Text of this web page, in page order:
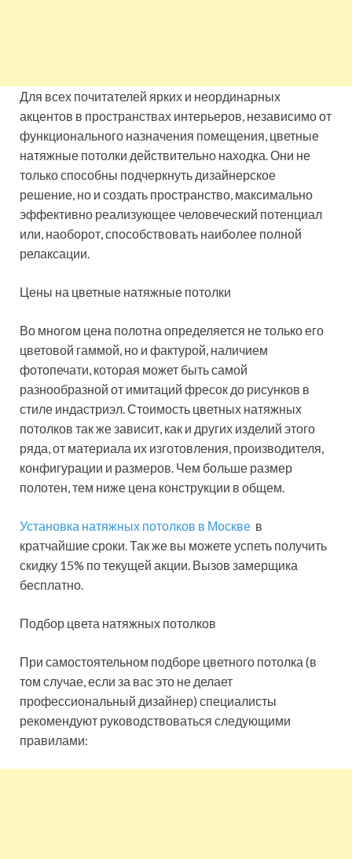
Для всех почитателей ярких и неординарных
акцентов в пространствах интерьеров, независимо от
функционального назначения помещения, цветные
натяжные потолки действительно находка. Они не
только способны подчеркнуть дизайнерское
решение, но и создать пространство, максимально
эффективно реализующее человеческий потенциал
или, наоборот, способствовать наиболее полной
релаксации.
Цены на цветные натяжные потолки
Во многом цена полотна определяется не только его
цветовой гаммой, но и фактурой, наличием
фотопечати, которая может быть самой
разнообразной от имитаций фресок до рисунков в
стиле индастриэл. Стоимость цветных натяжных
потолков так же зависит, как и других изделий этого
ряда, от материала их изготовления, производителя,
конфигурации и размеров. Чем больше размер
полотен, тем ниже цена конструкции в общем.
Установка натяжных потолков в Москве в
кратчайшие сроки. Так же вы можете успеть получить
скидку 15% по текущей акции. Вызов замерщика
бесплатно.
Подбор цвета натяжных потолков
При самостоятельном подборе цветного потолка (в
том случае, если за вас это не делает
профессиональный дизайнер) специалисты
рекомендуют руководствоваться следующими
правилами: